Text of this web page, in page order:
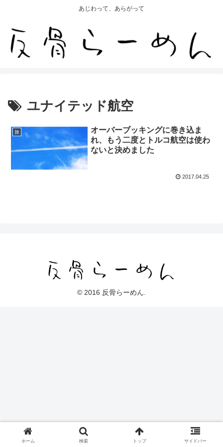
あじわって、あらがって
ユナイテッド航空
旅
オーバーブッキングに巻き込ま
れ、もう二度とトルコ航空は使わ
ないと決めました
2017.04.25
© 2016 反骨らーめん.
ホーム 検索 トップ サイドバー